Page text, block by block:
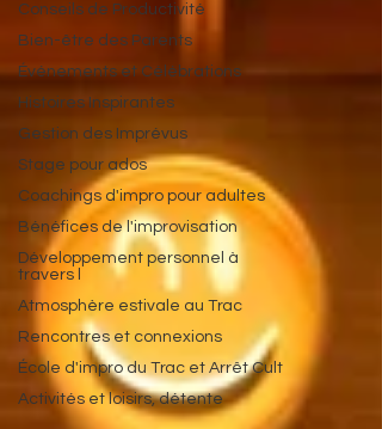
Conseils de Productivité
Bien-être des Parents
Événements et Célébrations
Histoires Inspirantes
Gestion des Imprévus
Stage pour ados
Coachings d'impro pour adultes
Bénéfices de l'improvisation
Développement personnel à
travers l
Atmosphère estivale au Trac
Rencontres et connexions
École d'impro du Trac et Arrêt Cult
Activités et loisirs, détente